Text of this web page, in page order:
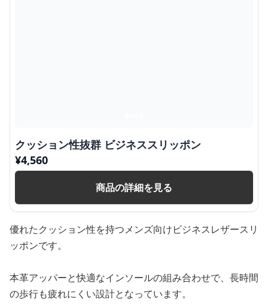
クッション性抜群 ビジネススリッポン
¥4,560
商品の詳細を見る
優れたクッション性を持つメンズ向けビジネスレザースリ
ッポンです。
本革アッパーと快適なインソールの組み合わせで、長時間
の歩行も疲れにくい設計となっています。